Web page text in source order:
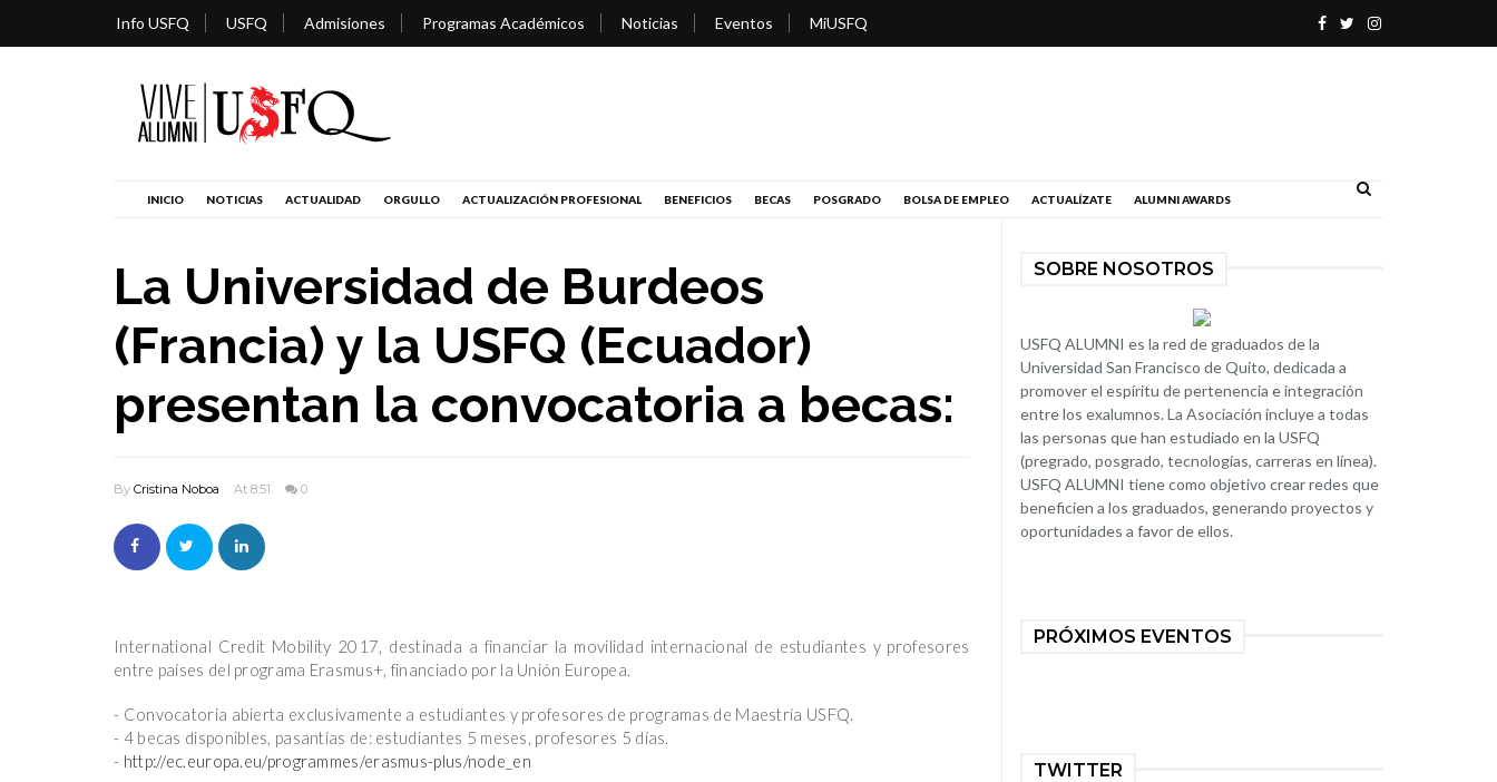
Info USFQ USFQ Admisiones Programas Académicos Noticias Eventos MiUSFQ
INICIO NOTICIAS ACTUALIDAD ORGULLO ACTUALIZACIÓN PROFESIONAL BENEFICIOS BECAS POSGRADO BOLSA DE EMPLEO ACTUALÍZATE ALUMNI AWARDS
La Universidad de Burdeos
(Francia) y la USFQ (Ecuador)
presentan la convocatoria a becas:
By Cristina Noboa At 8:51 0
International Credit Mobility 2017, destinada a financiar la movilidad internacional de estudiantes y profesores
entre países del programa Erasmus+, financiado por la Unión Europea.
- Convocatoria abierta exclusivamente a estudiantes y profesores de programas de Maestría USFQ.
- 4 becas disponibles, pasantías de: estudiantes 5 meses, profesores 5 días.
- http://ec.europa.eu/programmes/erasmus-plus/node_en
SOBRE NOSOTROS
USFQ ALUMNI es la red de graduados de la
Universidad San Francisco de Quito, dedicada a
promover el espíritu de pertenencia e integración
entre los exalumnos. La Asociación incluye a todas
las personas que han estudiado en la USFQ
(pregrado, posgrado, tecnologías, carreras en línea).
USFQ ALUMNI tiene como objetivo crear redes que
beneficien a los graduados, generando proyectos y
oportunidades a favor de ellos.
PRÓXIMOS EVENTOS
TWITTER